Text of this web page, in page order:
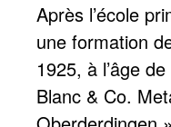
Après l’école
une formation
1925, à l’âge
Blanc & Co.